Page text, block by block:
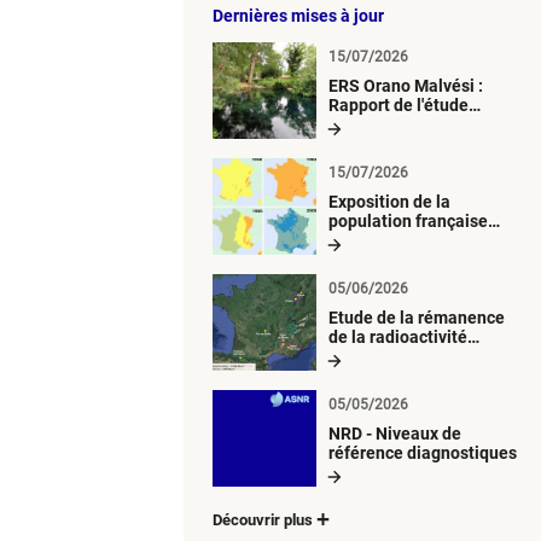
Dernières mises à jour
ERS Orano Malvési :
Rapport de l'étude
radiologique du milieu
15/07/2026
Exposition de la
population française
métropolitaine aux
atmosphériques
radioactives depuis 1945
15/07/2026
Etude de la rémanence
de la radioactivité
d’origine artificielle
05/06/2026
NRD - Niveaux de
référence diagnostiques
05/05/2026
Découvrir plus